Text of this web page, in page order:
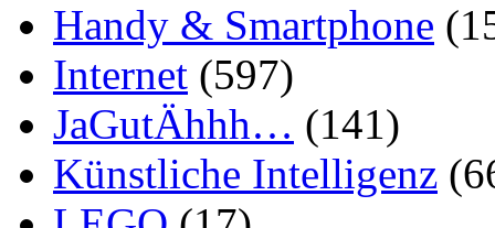
Handy & Smartphone
Internet (597)
JaGutÄhhh… (141)
Künstliche Intelligenz